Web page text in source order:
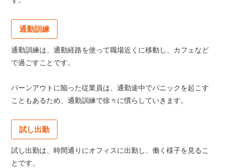
通勤訓練
通勤訓練は、通勤経路を使って職場近くに移動し、カフェなど
で過ごすことです。
バーンアウトに陥った従業員は、通勤途中でパニックを起こす
こともあるため、通勤訓練で徐々に慣らしていきます。
試し出勤
試し出勤は、時間通りにオフィスに出勤し、働く様子を見るこ
とです。